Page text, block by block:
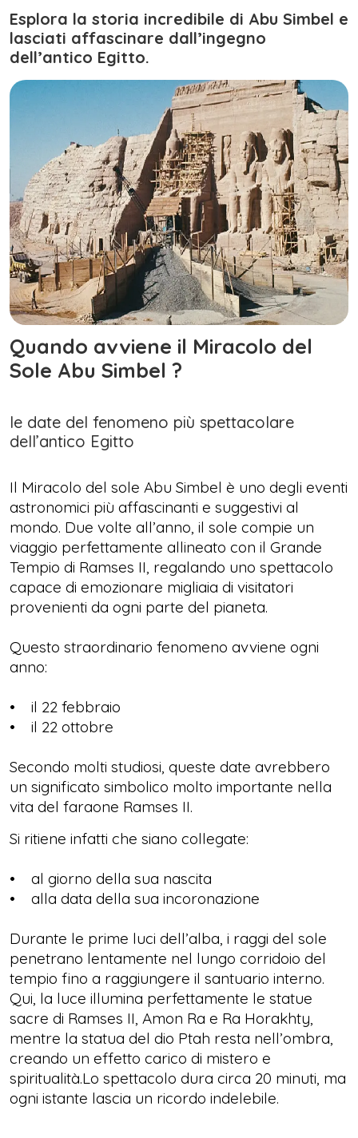
Esplora la storia incredibile di Abu Simbel e
lasciati affascinare dall’ingegno
dell’antico Egitto.
Quando avviene il Miracolo del
Sole Abu Simbel ?
le date del fenomeno più spettacolare
dell’antico Egitto
Il Miracolo del sole Abu Simbel è uno degli eventi
astronomici più affascinanti e suggestivi al
mondo. Due volte all’anno, il sole compie un
viaggio perfettamente allineato con il Grande
Tempio di Ramses II, regalando uno spettacolo
capace di emozionare migliaia di visitatori
provenienti da ogni parte del pianeta.
Questo straordinario fenomeno avviene ogni
anno:
• il 22 febbraio
• il 22 ottobre
Secondo molti studiosi, queste date avrebbero
un significato simbolico molto importante nella
vita del faraone Ramses II.
Si ritiene infatti che siano collegate:
• al giorno della sua nascita
• alla data della sua incoronazione
Durante le prime luci dell’alba, i raggi del sole
penetrano lentamente nel lungo corridoio del
tempio fino a raggiungere il santuario interno.
Qui, la luce illumina perfettamente le statue
sacre di Ramses II, Amon Ra e Ra Horakhty,
mentre la statua del dio Ptah resta nell’ombra,
creando un effetto carico di mistero e
spiritualità.Lo spettacolo dura circa 20 minuti, ma
ogni istante lascia un ricordo indelebile.